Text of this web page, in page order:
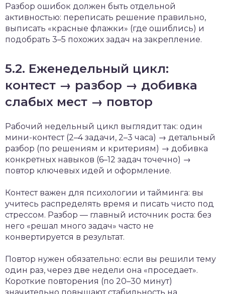
Разбор ошибок должен быть отдельной
активностью: переписать решение правильно,
выписать «красные флажки» (где ошиблись) и
подобрать 3–5 похожих задач на закрепление.
5.2. Еженедельный цикл:
контест → разбор → добивка
слабых мест → повтор
Рабочий недельный цикл выглядит так: один
мини-контест (2–4 задачи, 2–3 часа) → детальный
разбор (по решениям и критериям) → добивка
конкретных навыков (6–12 задач точечно) →
повтор ключевых идей и оформление.
Контест важен для психологии и тайминга: вы
учитесь распределять время и писать чисто под
стрессом. Разбор — главный источник роста: без
него «решал много задач» часто не
конвертируется в результат.
Повтор нужен обязательно: если вы решили тему
один раз, через две недели она «проседает».
Короткие повторения (по 20–30 минут)